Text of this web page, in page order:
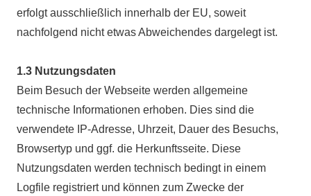
erfolgt ausschließlich innerhalb der EU, soweit
nachfolgend nicht etwas Abweichendes dargelegt ist.
1.3 Nutzungsdaten
Beim Besuch der Webseite werden allgemeine
technische Informationen erhoben. Dies sind die
verwendete IP-Adresse, Uhrzeit, Dauer des Besuchs,
Browsertyp und ggf. die Herkunftsseite. Diese
Nutzungsdaten werden technisch bedingt in einem
Logfile registriert und können zum Zwecke der